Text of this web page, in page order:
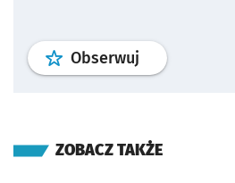
Obserwuj profil
ZOBACZ TAKŻE